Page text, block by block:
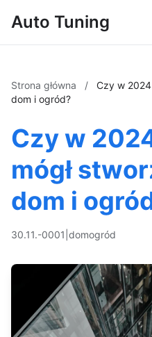
Auto Tuning
Strona główna /
Czy w
dom i ogród?
Czy w
mógł
dom i
30.11.-0001 domogród